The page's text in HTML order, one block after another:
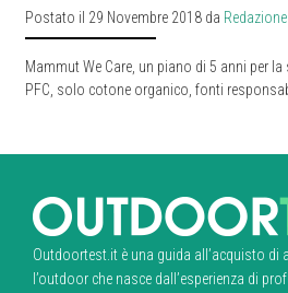
Postato il 29 Novembre 2018 da
Mammut We Care, un piano di 5 anni per
PFC, solo cotone organico, fonti
Outdoortest.it è una guida all’acquisto di
l’outdoor che nasce dall’esperienza di